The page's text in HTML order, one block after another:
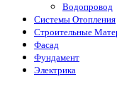
Водопровод
Системы Отопления
Строительные
Фасад
Фундамент
Электрика